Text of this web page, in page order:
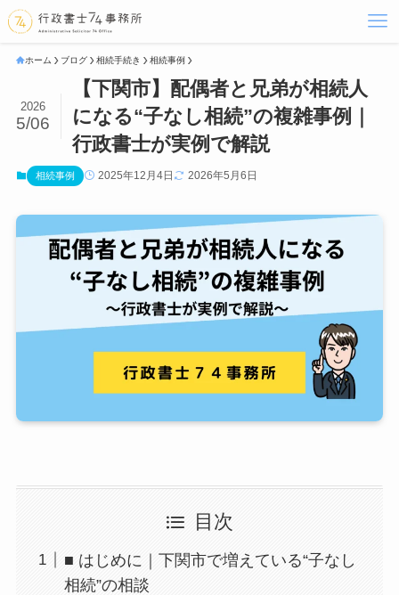
ホーム ブログ 相続手続き 相続事例
【下関市】配偶者と兄弟が相続人
になる“子なし相続”の複雑事例｜
行政書士が実例で解説
2026
5/06
相続事例 2025年12月4日 2026年5月6日
目次
■ はじめに｜下関市で増えている“子なし
相続”の相談